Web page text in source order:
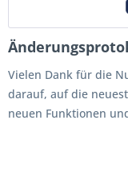
Vielen Dank für die
darauf, auf die
neuen Funktionen